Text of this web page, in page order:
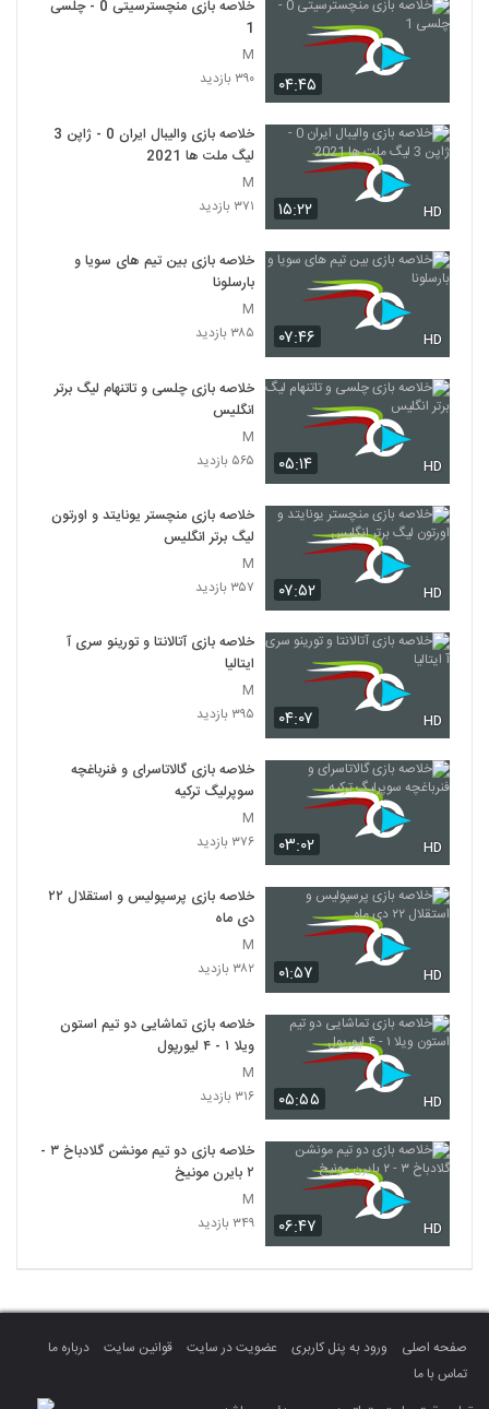
۰۴:۴۵
خلاصه بازی منچسترسیتی 0 - چلسی
1
M
۳۹۰ بازدید
۱۵:۲۲ HD
خلاصه بازی والیبال ایران 0 - ژاپن 3
لیگ ملت ها 2021
M
۳۷۱ بازدید
۰۷:۴۶ HD
خلاصه بازی بین تیم های سویا و
بارسلونا
M
۳۸۵ بازدید
۰۵:۱۴ HD
خلاصه بازی چلسی و تاتنهام لیگ برتر
انگلیس
M
۵۶۵ بازدید
۰۷:۵۲ HD
خلاصه بازی منچستر یونایتد و اورتون
لیگ برتر انگلیس
M
۳۵۷ بازدید
۰۴:۰۷ HD
خلاصه بازی آتالانتا و تورینو سری آ
ایتالیا
M
۳۹۵ بازدید
۰۳:۰۲ HD
خلاصه بازی گالاتاسرای و فنرباغچه
سوپرلیگ ترکیه
M
۳۷۶ بازدید
۰۱:۵۷ HD
خلاصه بازی پرسپولیس و استقلال ۲۲
دی ماه
M
۳۸۲ بازدید
۰۵:۵۵ HD
خلاصه بازی تماشایی دو تیم استون
ویلا ۱ - ۴ لیورپول
M
۳۱۶ بازدید
۰۶:۴۷ HD
خلاصه بازی دو تیم مونشن گلادباخ ۳ -
۲ بایرن مونیخ
M
۳۴۹ بازدید
صفحه اصلی ورود به پنل کاربری عضویت در سایت قوانین سایت
درباره ما
تماس با ما